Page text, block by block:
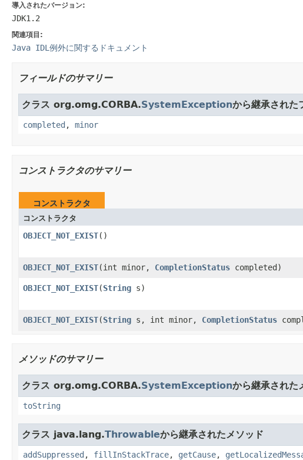
導入されたバージョン:
JDK1.2
関連項目:
Java IDL例外に関するドキュメント
フィールドのサマリー
クラス org.omg.CORBA.SystemExceptionから継承された
completed , minor
コンストラクタのサマリー
コンストラクタ
コンストラクタ
OBJECT_NOT_EXIST()
OBJECT_NOT_EXIST(int minor, CompletionStatus completed)
OBJECT_NOT_EXIST(String s)
OBJECT_NOT_EXIST(String s, int minor, CompletionStatus
メソッドのサマリー
クラス org.omg.CORBA.SystemExceptionから継承された
toString
クラス java.lang.Throwableから継承されたメソッド
addSuppressed , fillInStackTrace, getCause,